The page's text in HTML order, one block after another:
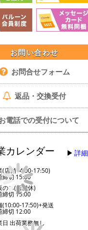
お問い合わせ
お問合せフォーム
返品・交換受付
電話での受付について
カレンダー 詳細
(店舗14:00-17:50)
締切 15:00
のみ(店舗休)
締切 15:00
(10:00-17:50)+発送
締切 12:00
日 出荷業務無し